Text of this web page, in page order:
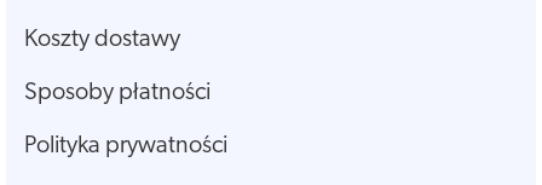
Koszty dostawy
Sposoby płatności
Polityka prywatności